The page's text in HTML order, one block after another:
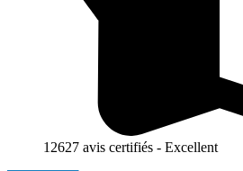
12627 avis certifiés - Excellent